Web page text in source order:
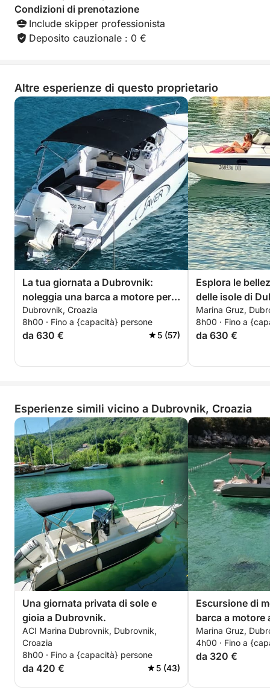
Condizioni di prenotazione
Include skipper professionista
Deposito cauzionale : 0 €
Altre esperienze di questo proprietario
La tua giornata a Dubrovnik:
noleggia una barca a motore per
una giornata intera alla scoperta
della città.
Dubrovnik, Croazia
8h00 · Fino a {capacità} persone
da 630 € 5 (57)
Esplora le
delle isole di
Marina Gruz,
8h00 · Fino a
da 630 €
Esperienze simili vicino a Dubrovnik, Croazia
Una giornata privata di sole e
gioia a Dubrovnik.
ACI Marina Dubrovnik, Dubrovnik,
Croazia
8h00 · Fino a {capacità} persone
da 420 € 5 (43)
Escursione di
barca a motore
Marina Gruz,
4h00 · Fino a
da 320 €